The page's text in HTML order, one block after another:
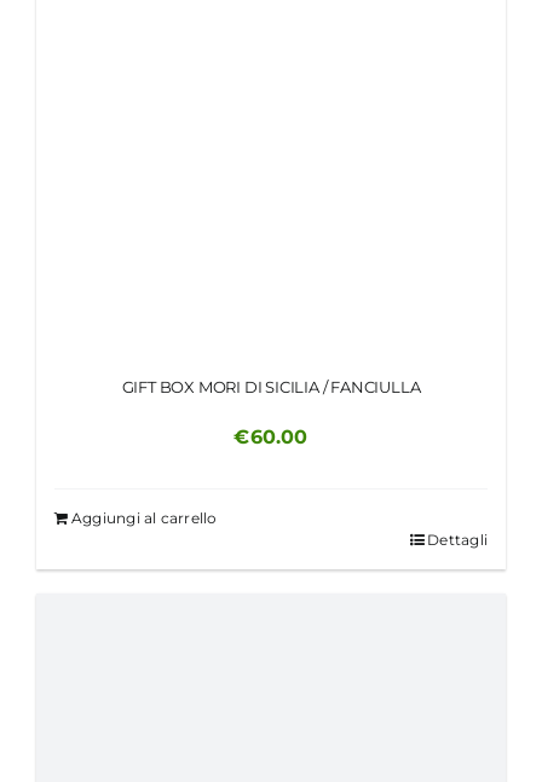
GIFT BOX MORI DI SICILIA / FANCIULLA
€60.00
Aggiungi al carrello
Dettagli